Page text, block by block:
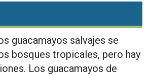
guacamayos salvajes se
bosques tropicales, pero hay
Los guacamayos de